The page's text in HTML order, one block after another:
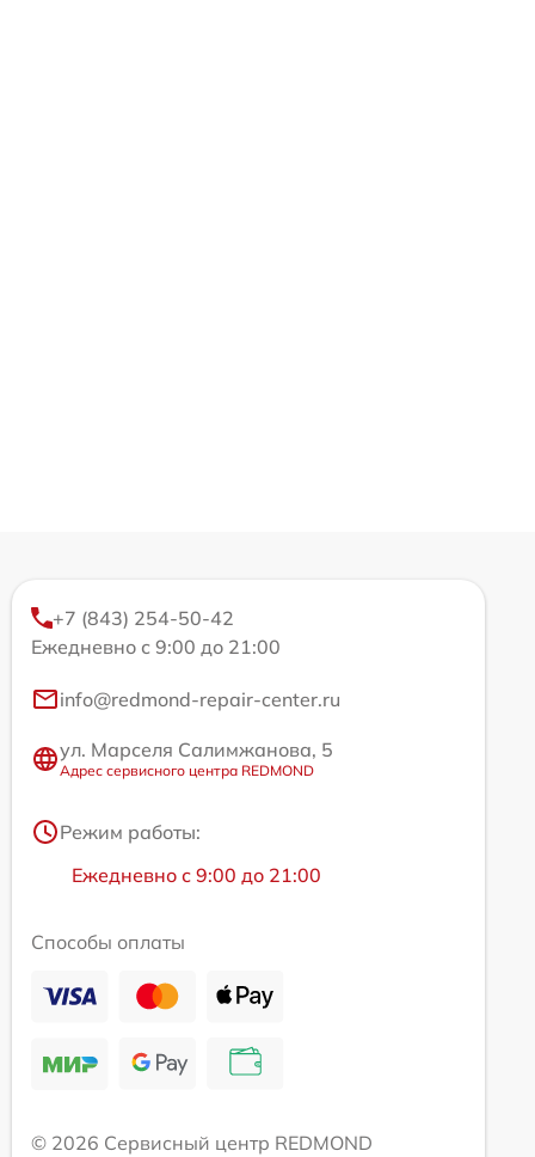
+7 (843) 254-50-42
Ежедневно с 9:00 до 21:00
info@redmond-repair-center.ru
ул. Марселя Салимжанова, 5
Адрес сервисного центра REDMOND
Режим работы:
Ежедневно с 9:00 до 21:00
Способы оплаты
© 2026 Сервисный центр REDMOND